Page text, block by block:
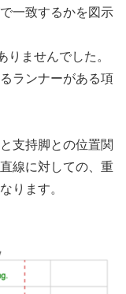
一致するかを図示
ませんでした。
ランナーがある項
支持脚との位置関
線に対しての、重
ります。